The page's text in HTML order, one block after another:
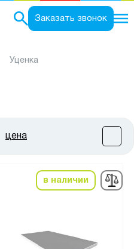
Заказать звонок
Уценка
цена
в наличии